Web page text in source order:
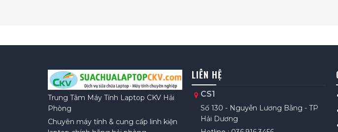
Trung Tâm Máy Tính Laptop CKV Hải
Phòng
Chuyên máy tính & cung cấp linh kiện
LIÊN HỆ
CS1
Số 130 - Nguyễn Lương Bằng - TP
Hải Dương